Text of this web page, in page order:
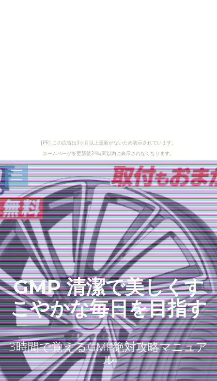
[PR] この広告は3ヶ月以上更新がないため表示されています。
ホームページを更新後24時間以内に表示されなくなります。
GMP 清潔で美しくす
こやかな毎日を目指す
3時間で覚えるGMP絶対攻略マニュア
ル